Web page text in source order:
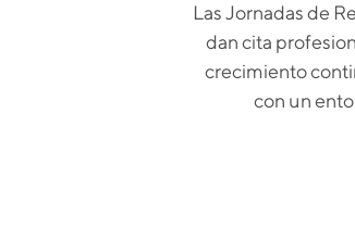
Las Jornadas de
dan cita
crecimiento
con un